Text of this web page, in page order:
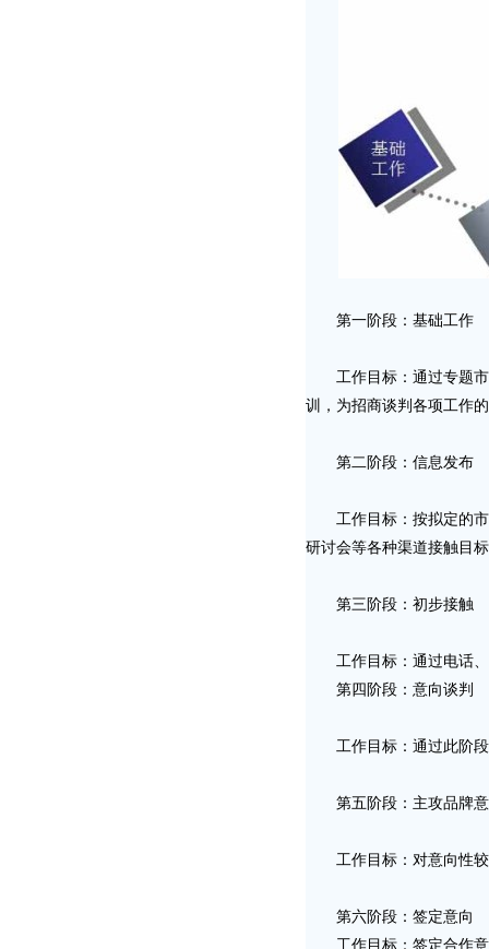
第一阶段：基础工作
工作目标：通过专题市
训，为招商谈判各项工作
第二阶段：信息发布
工作目标：按拟定的市
研讨会等各种渠道接触目
第三阶段：初步接触
工作目标：通过电话、
第四阶段：意向谈判
工作目标：通过此阶段
第五阶段：主攻品牌意
工作目标：对意向性较
第六阶段：签定意向
工作目标：签定合作意